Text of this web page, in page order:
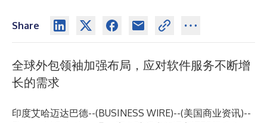
Share
全球外包领袖加强布局，应对软件服务不断增
长的需求
印度艾哈迈达巴德--(BUSINESS WIRE)--(美国商业资讯)--